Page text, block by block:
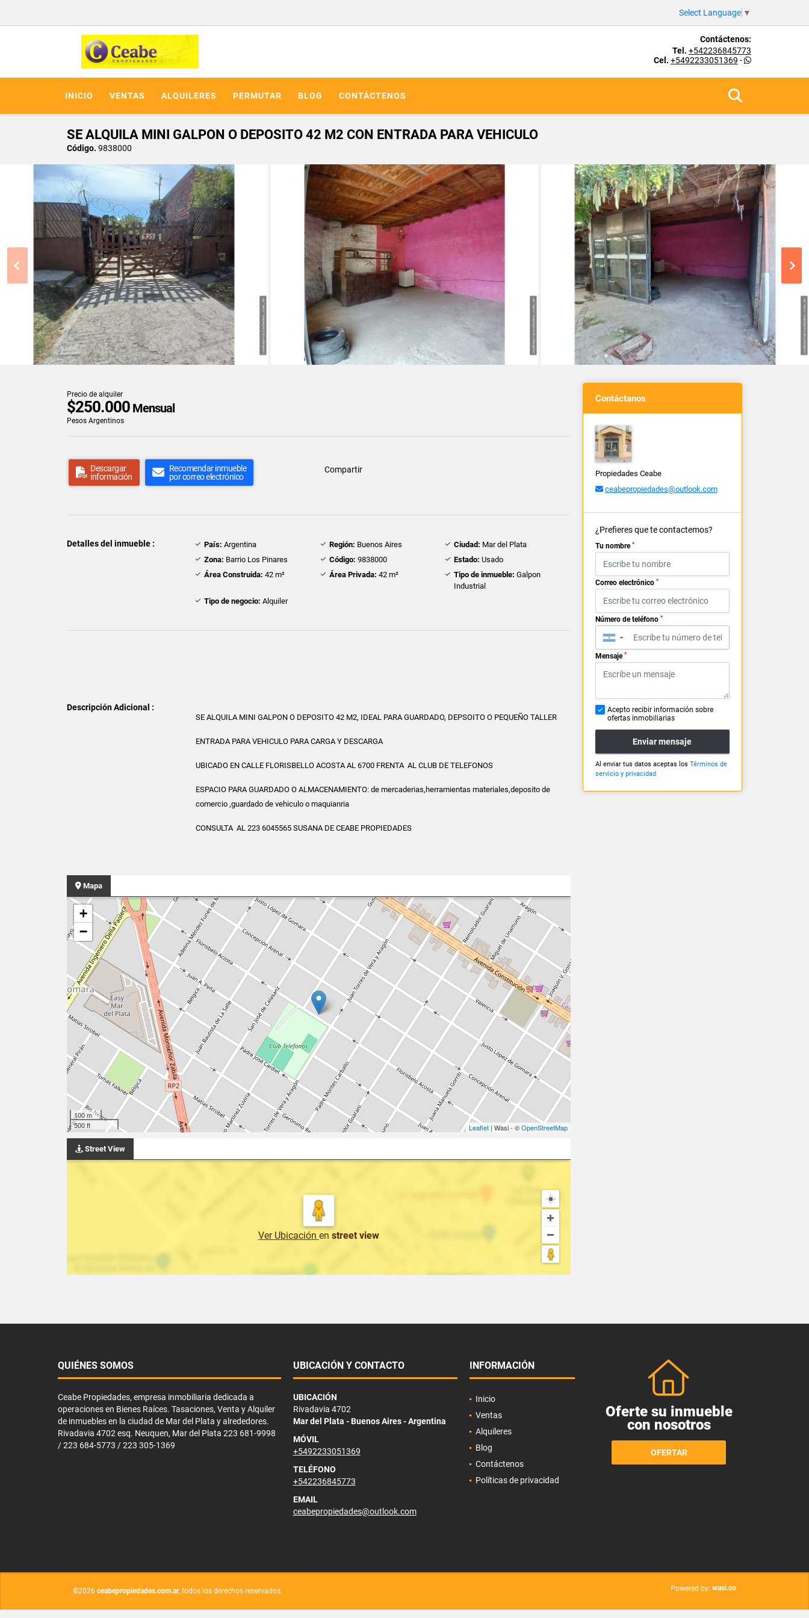
Select Language ▼
Contáctenos:
Tel. +542236845773
Cel. +5492233051369 -
INICIO VENTAS ALQUILERES PERMUTAR BLOG CONTÁCTENOS
SE ALQUILA MINI GALPON O DEPOSITO 42 M2 CON ENTRADA PARA VEHICULO
Código. 9838000
Precio de alquiler
$250.000 Mensual
Pesos Argentinos
Descargar
información
Recomendar inmueble
por correo electrónico
Compartir
Detalles del inmueble : País: Argentina Región: Buenos Aires Ciudad: Mar del Plata
Zona: Barrio Los Pinares Código: 9838000 Estado: Usado
Área Construida: 42 m² Área Privada: 42 m² Tipo de inmueble: Galpon
Industrial
Tipo de negocio: Alquiler
Descripción Adicional :
SE ALQUILA MINI GALPON O DEPOSITO 42 M2, IDEAL PARA GUARDADO, DEPSOITO O PEQUEÑO TALLER
ENTRADA PARA VEHICULO PARA CARGA Y DESCARGA
UBICADO EN CALLE FLORISBELLO ACOSTA AL 6700 FRENTA AL CLUB DE TELEFONOS
ESPACIO PARA GUARDADO O ALMACENAMIENTO: de mercaderias,herramientas materiales,deposito de
comercio ,guardado de vehiculo o maquianria
CONSULTA AL 223 6045565 SUSANA DE CEABE PROPIEDADES
Mapa
+
−
100 m
500 ft
Leaflet| Wasi - ©OpenStreetMap
Street View
Ver Ubicación en street view
Contáctanos
Propiedades Ceabe
ceabepropiedades@outlook.com
¿Prefieres que te contactemos?
Tu nombre *
Correo electrónico *
Número de teléfono *
▼
Mensaje *
Acepto recibir información sobre
ofertas inmobiliarias
Enviar mensaje
Al enviar tus datos aceptas los Términos de
servicio y privacidad
QUIÉNES SOMOS
Ceabe Propiedades, empresa inmobiliaria dedicada a
operaciones en Bienes Raíces. Tasaciones, Venta y Alquiler
de inmuebles en la ciudad de Mar del Plata y alrededores.
Rivadavia 4702 esq. Neuquen, Mar del Plata 223 681-9998
/ 223 684-5773 / 223 305-1369
UBICACIÓN Y CONTACTO
UBICACIÓN
Rivadavia 4702
Mar del Plata - Buenos Aires - Argentina
MÓVIL
+5492233051369
TELÉFONO
+542236845773
EMAIL
ceabepropiedades@outlook.com
INFORMACIÓN
Inicio
Ventas
Alquileres
Blog
Contáctenos
Políticas de privacidad
Oferte su inmueble
con nosotros
OFERTAR
©2026 ceabepropiedades.com.ar, todos los derechos reservados. Powered by: wasi.co